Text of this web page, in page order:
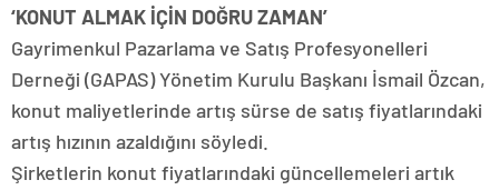
‘KONUT ALMAK İÇİN DOĞRU ZAMAN’
Gayrimenkul Pazarlama ve Satış Profesyonelleri
Derneği (GAPAS) Yönetim Kurulu Başkanı İsmail Özcan,
konut maliyetlerinde artış sürse de satış fiyatlarındaki
artış hızının azaldığını söyledi.
Şirketlerin konut fiyatlarındaki güncellemeleri artık